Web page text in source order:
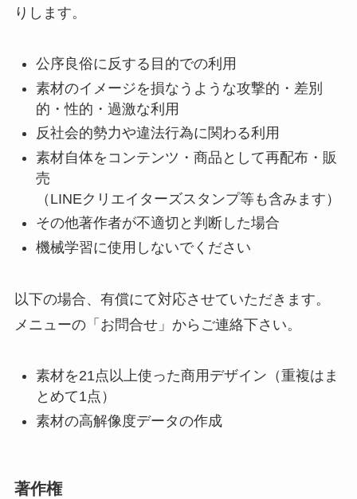
りします。
公序良俗に反する目的での利用
素材のイメージを損なうような攻撃的・差別
的・性的・過激な利用
反社会的勢力や違法行為に関わる利用
素材自体をコンテンツ・商品として再配布・販
売
（LINEクリエイターズスタンプ等も含みます）
その他著作者が不適切と判断した場合
機械学習に使用しないでください
以下の場合、有償にて対応させていただきます。
メニューの「お問合せ」からご連絡下さい。
素材を21点以上使った商用デザイン（重複はま
とめて1点）
素材の高解像度データの作成
著作権